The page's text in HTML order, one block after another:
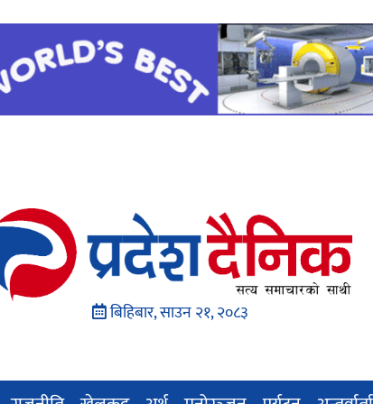
बिहिबार, साउन २१, २०८३